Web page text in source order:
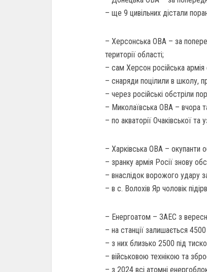
– ще 9 цивільних дістали
– Херсонська ОВА – за
території області;
– сам Херсон російська армія
– снаряди поцілили в школу,
– через російські обстріли
– Миколаївська ОВА – вчора
– по акваторії Очаківської
– Харківська ОВА – окупанти
– зранку армія Росії знову
– внаслідок ворожого удару
– в с. Волохів Яр чоловік
– Енергоатом – ЗАЕС з
– на станції залишається
– з них близько 2500 під
– військовою технікою та
– з 2024 всі атомні